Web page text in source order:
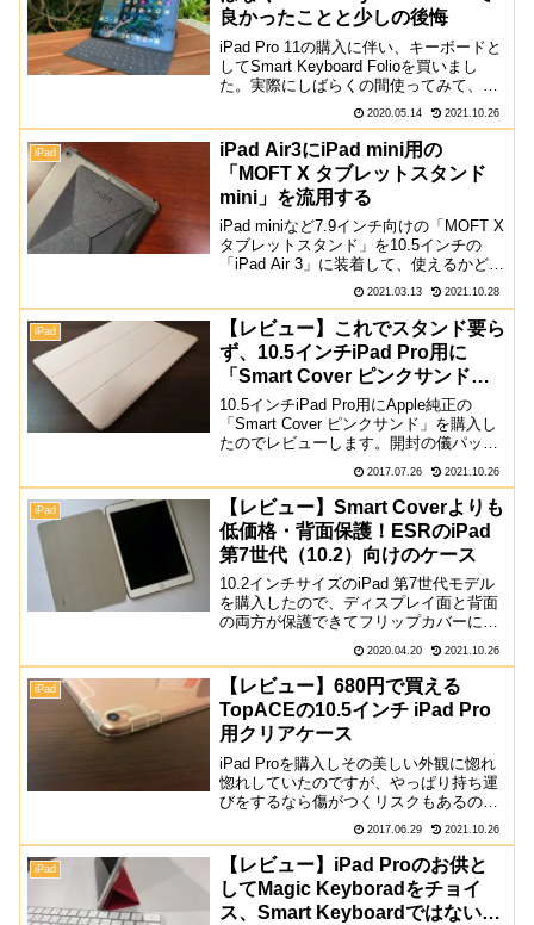
良かったことと少しの後悔
iPad Pro 11の購入に伴い、キーボードと
してSmart Keyboard Folioを買いまし
た。実際にしばらくの間使ってみて、概
ね良かったのでそのポイントと、ちょっ
とだけMagic Keyboardを買っておけばよ
かったかな？とい...
2020.05.14 2021.10.26
iPad
iPad Air3にiPad mini用の
「MOFT X タブレットスタンド
mini」を流用する
iPad miniなど7.9インチ向けの「MOFT X
タブレットスタンド」を10.5インチの
「iPad Air 3」に装着して、使えるかどう
か検証してみました。これから購入する
なら9.7インチ以上に対応しているものを
購入すべきですが、買い...
2021.03.13 2021.10.28
iPad
【レビュー】これでスタンド要ら
ず、10.5インチiPad Pro用に
「Smart Cover ピンクサンド」
を購入！
10.5インチiPad Pro用にApple純正の
「Smart Cover ピンクサンド」を購入し
たのでレビューします。開封の儀パッケ
ージはAppleらしいシンプルなデザイ
ン。Smart Cover本体が透明なパッケー
ジ全面に出ています。背...
2017.07.26 2021.10.26
iPad
【レビュー】Smart Coverよりも
低価格・背面保護！ESRのiPad
第7世代（10.2）向けのケース
10.2インチサイズのiPad 第7世代モデル
を購入したので、ディスプレイ面と背面
の両方が保護できてフリップカバーにも
なる、ESRのケースを購入してみまし
た。「ESR」というメーカーはあまり聞
き慣れないメーカーですが、Amazonな
どではM...
2020.04.20 2021.10.26
iPad
【レビュー】680円で買える
TopACEの10.5インチ iPad Pro
用クリアケース
iPad Proを購入しその美しい外観に惚れ
惚れしていたのですが、やっぱり持ち運
びをするなら傷がつくリスクもあるので
ケースを買ってみました。当初はハード
型のクリアケースを購入する予定だった
のですが、値段が安く尚且つ良いものが
見当たらずTPU...
2017.06.29 2021.10.26
iPad
【レビュー】iPad Proのお供と
してMagic Keyboradをチョイ
ス、Smart Keyboardではない理